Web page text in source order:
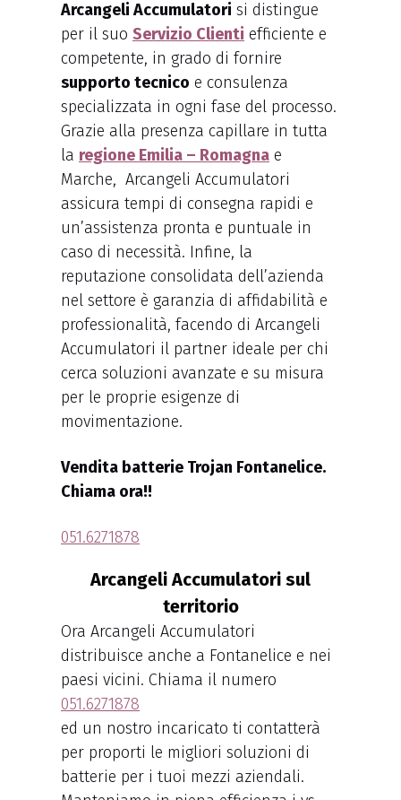
Arcangeli Accumulatori si distingue
per il suo Servizio Clienti efficiente e
competente, in grado di fornire
supporto tecnico e consulenza
specializzata in ogni fase del processo.
Grazie alla presenza capillare in tutta
la regione Emilia – Romagna e
Marche, Arcangeli Accumulatori
assicura tempi di consegna rapidi e
un’assistenza pronta e puntuale in
caso di necessità. Infine, la
reputazione consolidata dell’azienda
nel settore è garanzia di affidabilità e
professionalità, facendo di Arcangeli
Accumulatori il partner ideale per chi
cerca soluzioni avanzate e su misura
per le proprie esigenze di
movimentazione.
Vendita batterie Trojan Fontanelice.
Chiama ora!!
051.6271878
Arcangeli Accumulatori sul
territorio
Ora Arcangeli Accumulatori
distribuisce anche a Fontanelice e nei
paesi vicini. Chiama il numero
051.6271878
ed un nostro incaricato ti contatterà
per proporti le migliori soluzioni di
batterie per i tuoi mezzi aziendali.